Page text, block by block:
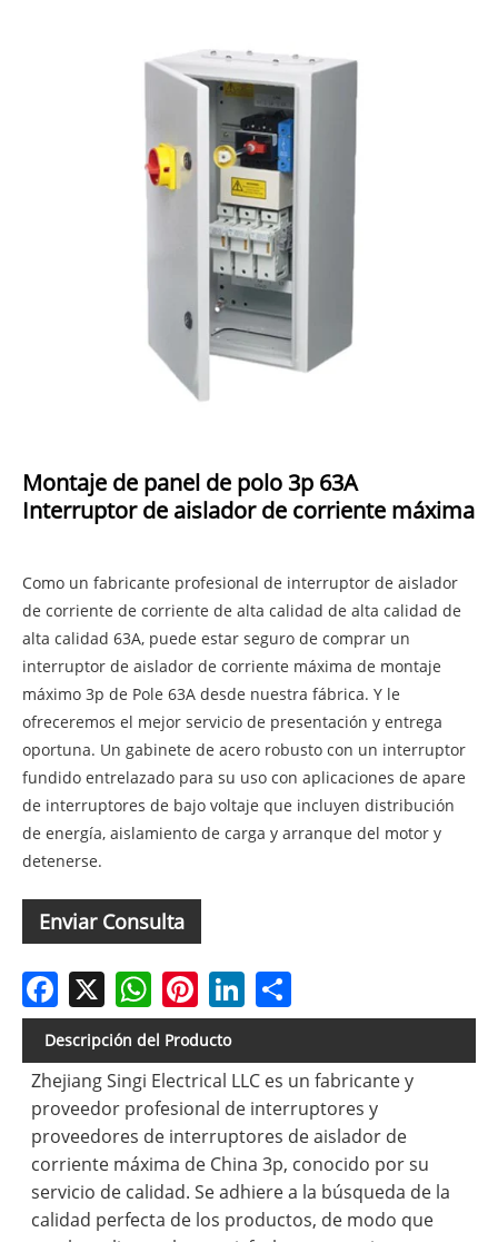
Montaje de panel de polo 3p 63A
Interruptor de aislador de corriente máxima
Como un fabricante profesional de interruptor de aislador
de corriente de corriente de alta calidad de alta calidad de
alta calidad 63A, puede estar seguro de comprar un
interruptor de aislador de corriente máxima de montaje
máximo 3p de Pole 63A desde nuestra fábrica. Y le
ofreceremos el mejor servicio de presentación y entrega
oportuna. Un gabinete de acero robusto con un interruptor
fundido entrelazado para su uso con aplicaciones de apare
de interruptores de bajo voltaje que incluyen distribución
de energía, aislamiento de carga y arranque del motor y
detenerse.
Enviar Consulta
Facebook WhatsAppPinterestLinkedIn
Descripción del Producto
Zhejiang Singi Electrical LLC es un fabricante y
proveedor profesional de interruptores y
proveedores de interruptores de aislador de
corriente máxima de China 3p, conocido por su
servicio de calidad. Se adhiere a la búsqueda de la
calidad perfecta de los productos, de modo que